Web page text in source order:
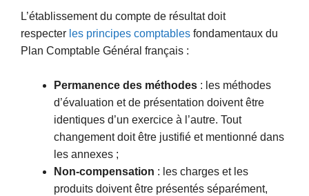
L’établissement du compte de résultat doit
respecter les principes comptables fondamentaux du
Plan Comptable Général français :
Permanence des méthodes : les méthodes
d’évaluation et de présentation doivent être
identiques d’un exercice à l’autre. Tout
changement doit être justifié et mentionné dans
les annexes ;
Non-compensation : les charges et les
produits doivent être présentés séparément,